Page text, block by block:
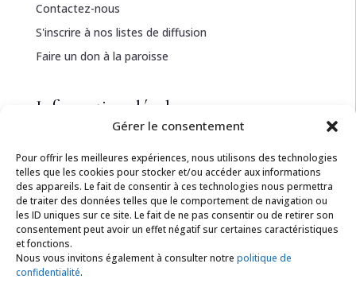
Gérer le consentement
Pour offrir les meilleures expériences, nous utilisons des technologies
telles que les cookies pour stocker et/ou accéder aux informations
des appareils. Le fait de consentir à ces technologies nous permettra
de traiter des données telles que le comportement de navigation ou
les ID uniques sur ce site. Le fait de ne pas consentir ou de retirer son
consentement peut avoir un effet négatif sur certaines caractéristiques
et fonctions.
Nous vous invitons également à consulter notre politique de
confidentialité.
Contactez-nous
S'inscrire à nos listes de diffusion
Faire un don à la paroisse
Informations légales
Politique de cookies
Conditions générales
Ressources